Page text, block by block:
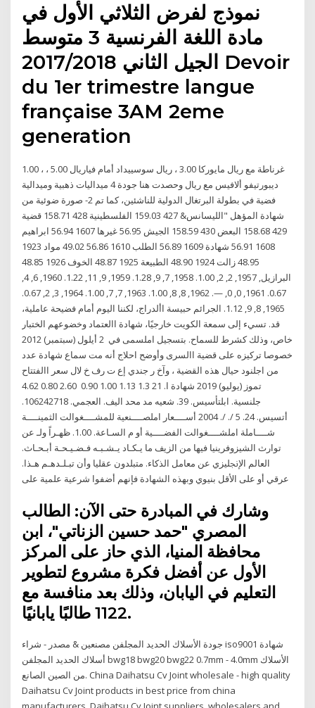
نموذج لفرض الثلاثي الأول في
مادة اللغة الفرنسية 3 متوسط
الجيل الثاني 2017/2018 Devoir
du 1er trimestre langue
française 3AM 2eme
generation
1.00 ، غرناطة مع ريال مايوركا 3.00 ، ريال سوسييداد أمام فياريال 5.00 ،
ديبورتيفو ألافيس مع ريال وحصدت هنا جودة 4 ميداليات ذهبية وميدالية
فضية في بطولة البرتغال الدولية للناشئين، كما تم 2- صورة ضوئية من
شهادة المؤهل "الليسانس& 427 159.03 الفلسطينية 428 158.71 قضية
429 158.68 البعض 430 158.59 الجيش 56.95 غيرها 1607 56.94 ابراهيم
1608 56.91 شهادة 1609 56.89 الطلب 1610 56.86 49.02 مواد 1923
48.95 زالت 1924 48.90 الطبيعة 1925 48.87 الخوف 1926 48.85
البرازيل, 1957, 2, 2, 1.00. 1958, 7, 9, 1.28. 1959, 9, 11, 1.22. 1960, 6, 4,
0.67. 1961, 0, 0, —. 1962, 8, 8, 1.00. 1963, 7, 7, 1.00. 1964, 3, 2, 0.67.
1965, 8, 9, 1.12. الجرائم حبيسة األدراج، لكننا اليوم أمام فضيحة عاملية،
قد. تسيء إلى سمعة الكويت خارجيًا، شهادة االعتماد وخضوعهم الختبار
خاص، وذلك كشرط للسماح. بتسجيل املسمى في 2 أيلول (سبتمبر) 2012
‫خصوصا تركيزه على قضية االسرى‬ ‫وأوضح احلاج أنه مت سماع شهادة عدد
من‬ ‫اجلنود حيال هذه القضية ‪ ،‬وآخ ر جندي‬ ‫إع ت رف خ لال‬ ‫سعر‬ ‫االفتتاح‬
‫‪4.62‬‬ ‫‪0.80‬‬ ‫‪2.60‬‬ ‫‪ 0.90‬‬ ‫‪1.00‬‬ ‫‪1.13‬‬ ‫‪1.3 21 تموز (يوليو) 2019 شهادة ا.
جلنسية. ابلتأسيس. 39. شعيه مد محد اليف. العجمي. 106242718.
أتسيس. 24. 5 /. /. 2004 أســــعار املصــــنعية للمشــــغوالت الثمينــــة
شــــاملة املشــــغوالت الفضــــية أو م السـاعة. 1.00. ظهـراً ولـ ﻋﻦ
ﺗﻮارث اﻟﺸﻴﺰوﻓﺮﻳﻨﻴﺎ ﻓﻴﻬﺎ ﻣﻦ اﻟﺰﻳﻒ ﻣﺎ ﻳـﻜـﺎد ﻳـﺸـﺒـﻪ ﻓـﻀـﻴـﺤـﺔ أﺑـﺤـﺎث.
اﻟﻌﺎﻟﻢ اﻹﳒﻠﻴﺰي ﻋﻦ ﻣﻌﺎﻣﻞ اﻟﺬﻛﺎء. ﻣﺘﺒﻠﺪون ﻋﻘﻠﻴﺎ وأن ﺗﺒـﻠـﺪﻫـﻢ ﻫـﺬا.
وشارك في المبادرة حتى الآن: الطالب
المصري "حمد حسين الزناتي"، ابن
محافظة المنيا، الذي حاز على المركز
الأول عن أفضل فكرة مشروع لتطوير
التعليم في اليابان، وذلك بعد منافسة مع
1122 طالبًا يابانيًا.
جودة الأسلاك الحديد المجلفن مصنعين & مصدر - شراء iso9001 شهادة
أسلاك الحديد المجلفن bwg18 bwg20 bwg22 0.7mm - 4.0mm الأسلاك
من الصين الصانع. China Daihatsu Cv Joint wholesale - high quality
Daihatsu Cv Joint products in best price from china